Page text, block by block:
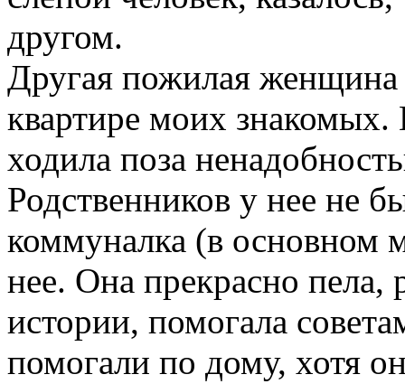
другом.
Другая пожилая женщина
квартире моих
ходила поза
Родственников у нее не
коммуналка (в основном
нее. Она прекрасно пела,
истории, помогала
помогали по дому, хотя